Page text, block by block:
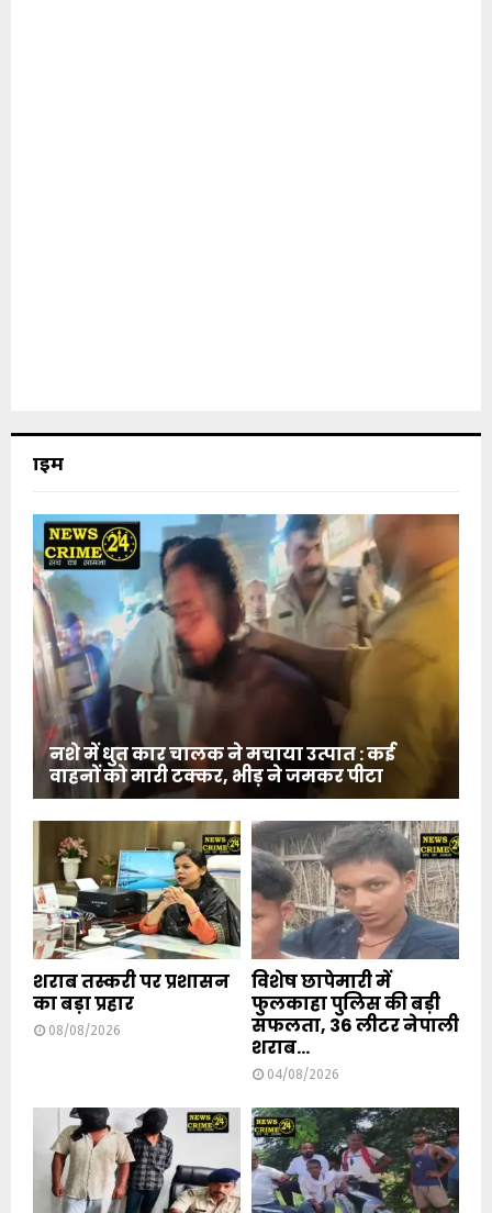
क्राइम
नशे में धुत कार चालक ने मचाया उत्पात : कई
वाहनों को मारी टक्कर, भीड़ ने जमकर पीटा
शराब तस्करी पर प्रशासन
का बड़ा प्रहार
08/08/2026
विशेष छापेमारी में
फुलकाहा पुलिस की बड़ी
सफलता, 36 लीटर नेपाली
शराब...
04/08/2026